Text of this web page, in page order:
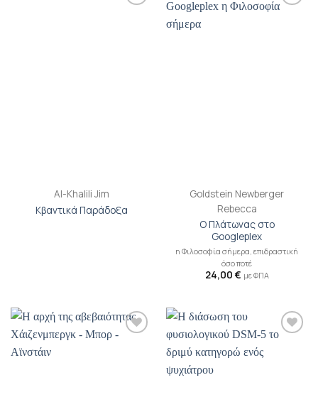
Al-Khalili Jim
Κβαντικά Παράδοξα
Προσθήκη
Goldstein Newberger
Rebecca
Ο Πλάτωνας στο
Googleplex
η Φιλοσοφία σήμερα, επιδραστική
όσο ποτέ
24,00 € με ΦΠΑ
Προσθήκη